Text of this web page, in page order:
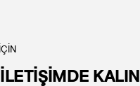
KALIN